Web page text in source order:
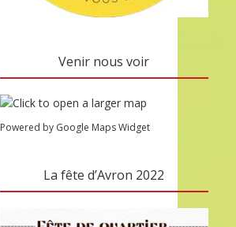
Venir nous voir
Powered by Google Maps Widget
La fête d’Avron 2022